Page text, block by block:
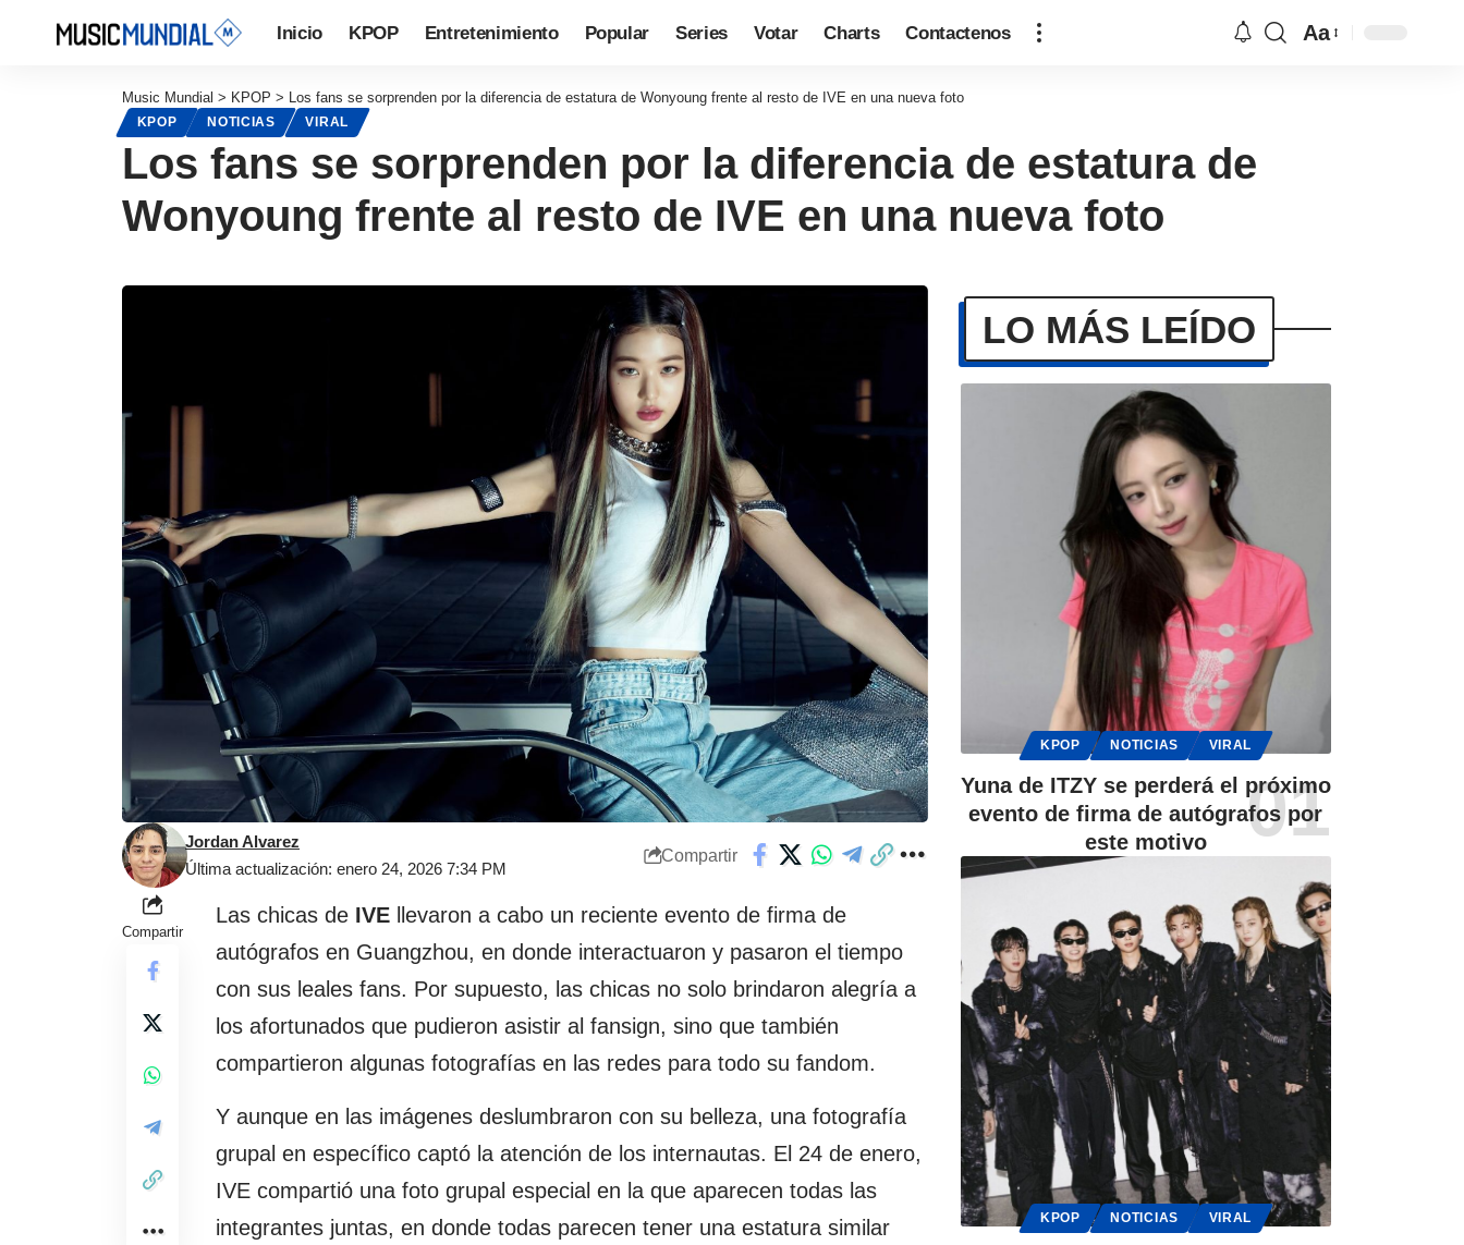
Inicio KPOP Entretenimiento Popular Series Votar Charts Contactenos Aa
Music Mundial > KPOP > Los fans se sorprenden por la diferencia de estatura de Wonyoung frente al resto de IVE en una nueva foto
KPOP NOTICIAS VIRAL
Los fans se sorprenden por la diferencia de estatura de
Wonyoung frente al resto de IVE en una nueva foto
Última actualización: enero 24, 2026 7:34 PM
Jordan Alvarez
Compartir
Compartir
Las chicas de IVE llevaron a cabo un reciente evento de firma de
autógrafos en Guangzhou, en donde interactuaron y pasaron el tiempo
con sus leales fans. Por supuesto, las chicas no solo brindaron alegría a
los afortunados que pudieron asistir al fansign, sino que también
compartieron algunas fotografías en las redes para todo su fandom.
Y aunque en las imágenes deslumbraron con su belleza, una fotografía
grupal en específico captó la atención de los internautas. El 24 de enero,
IVE compartió una foto grupal especial en la que aparecen todas las
integrantes juntas, en donde todas parecen tener una estatura similar
LO MÁS LEÍDO
KPOP NOTICIAS VIRAL
Yuna de ITZY se perderá el próximo
evento de firma de autógrafos por
este motivo
KPOP NOTICIAS VIRAL